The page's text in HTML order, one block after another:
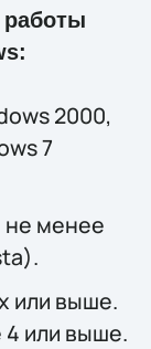
работы
2000,
7
не менее
или выше.
4 или выше.